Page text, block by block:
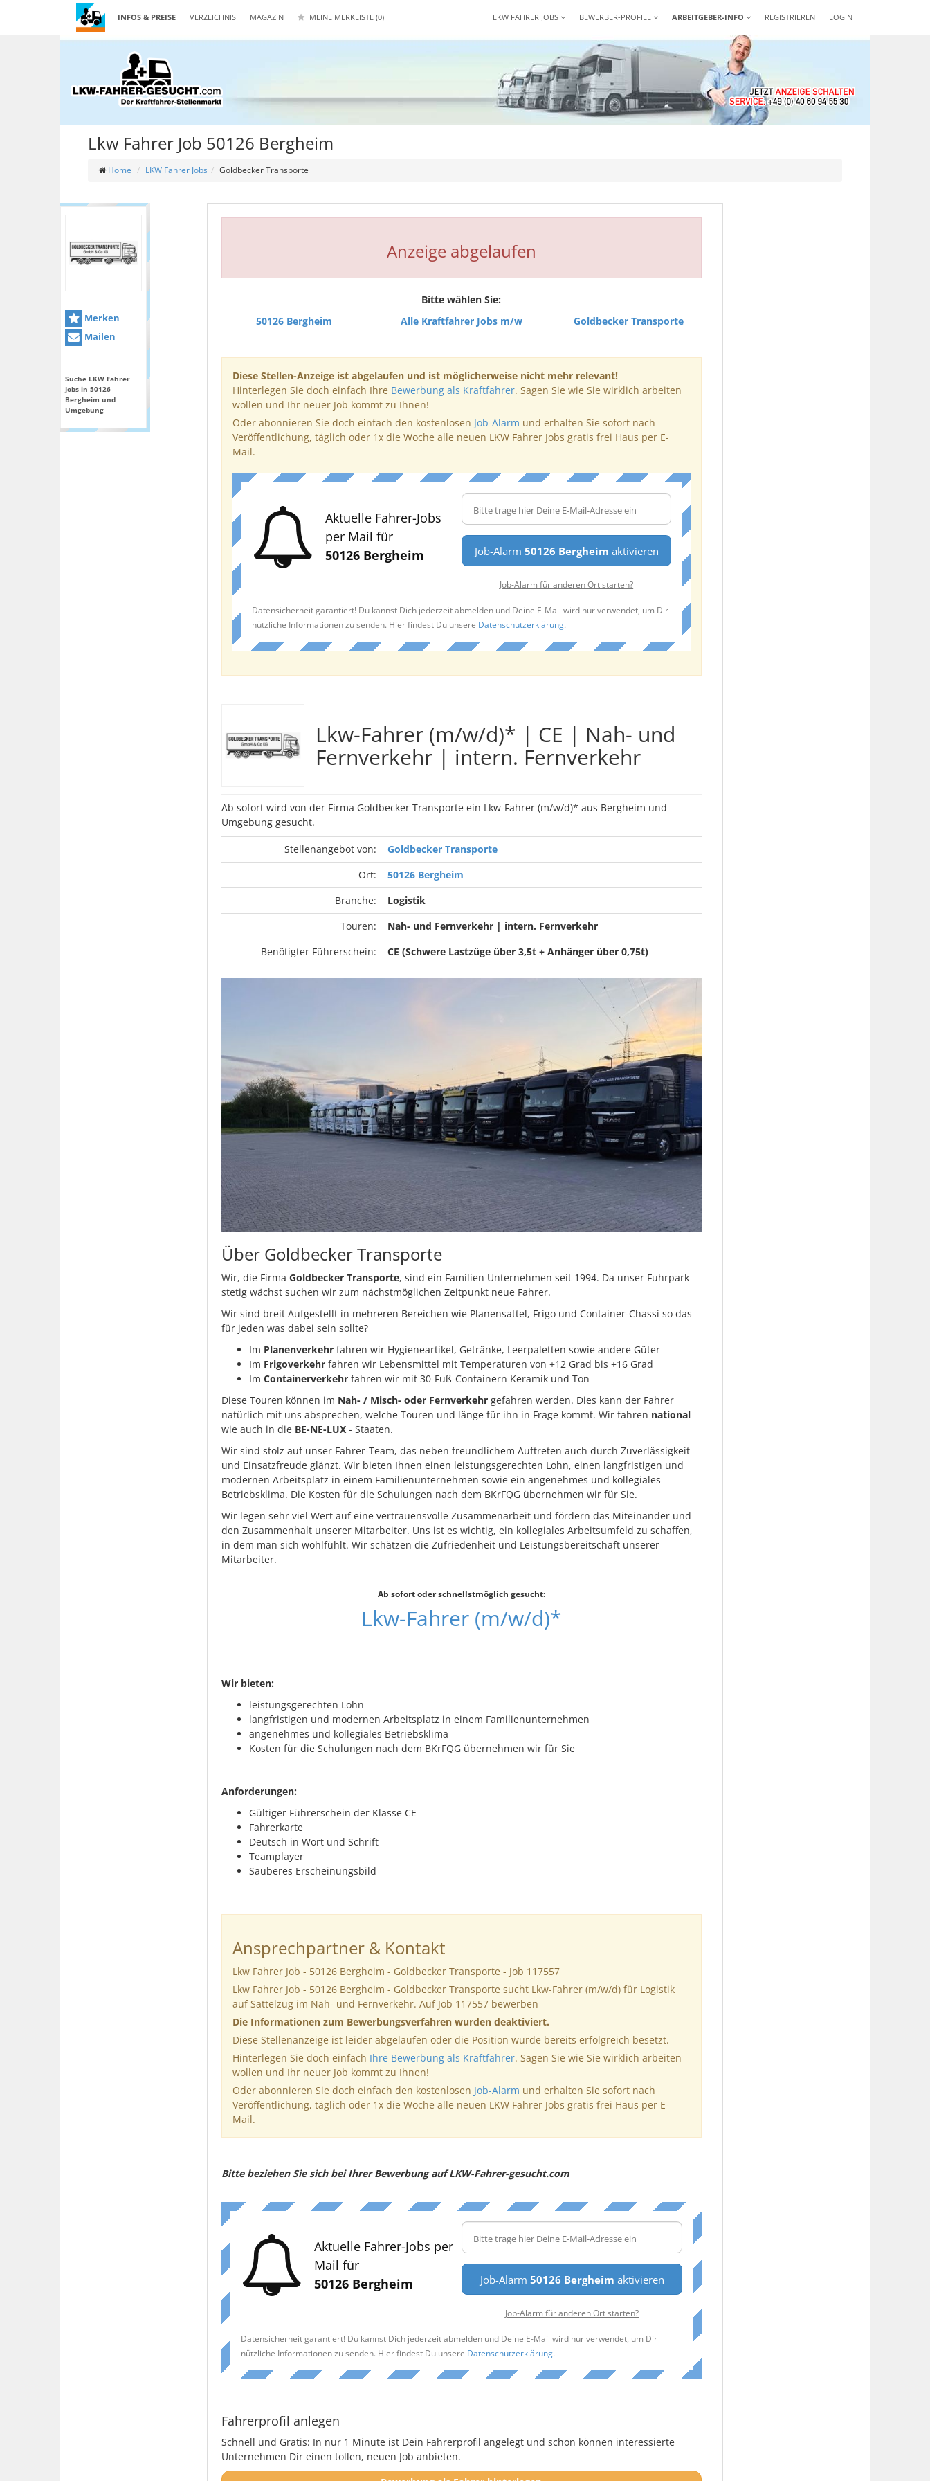
INFOS & PREISE VERZEICHNIS MAGAZIN MEINE MERKLISTE (0) REGISTRIEREN LOGIN
LKW FAHRER JOBS BEWERBER-PROFILE ARBEITGEBER-INFO
Lkw Fahrer Job 50126 Bergheim
Home LKW Fahrer Jobs Goldbecker Transporte
Merken
Mailen
Suche LKW Fahrer
Jobs in 50126
Bergheim und
Umgebung
Anzeige abgelaufen
Bitte wählen Sie:
50126 Bergheim
Alle Kraftfahrer Jobs m/w Goldbecker Transporte
Diese Stellen-Anzeige ist abgelaufen und ist möglicherweise nicht mehr relevant!
Hinterlegen Sie doch einfach Ihre Bewerbung als Kraftfahrer. Sagen Sie wie Sie wirklich arbeiten
wollen und Ihr neuer Job kommt zu Ihnen!
Oder abonnieren Sie doch einfach den kostenlosen Job-Alarm und erhalten Sie sofort nach
Veröffentlichung, täglich oder 1x die Woche alle neuen LKW Fahrer Jobs gratis frei Haus per E-
Mail.
Aktuelle Fahrer-Jobs
per Mail für
50126 Bergheim
Job-Alarm 50126 Bergheim aktivieren
Job-Alarm für anderen Ort starten?
Datensicherheit garantiert! Du kannst Dich jederzeit abmelden und Deine E-Mail wird nur verwendet, um Dir
nützliche Informationen zu senden. Hier findest Du unsere Datenschutzerklärung.
Lkw-Fahrer (m/w/d)* | CE | Nah- und
Fernverkehr | intern. Fernverkehr
Ab sofort wird von der Firma Goldbecker Transporte ein Lkw-Fahrer (m/w/d)* aus Bergheim und
Umgebung gesucht.
Stellenangebot von:
Goldbecker Transporte
Ort:
50126 Bergheim
Branche:
Logistik
Touren:
Nah- und Fernverkehr | intern. Fernverkehr
Benötigter Führerschein:
CE (Schwere Lastzüge über 3,5t + Anhänger über 0,75t)
Über Goldbecker Transporte
Wir, die Firma Goldbecker Transporte, sind ein Familien Unternehmen seit 1994. Da unser Fuhrpark
stetig wächst suchen wir zum nächstmöglichen Zeitpunkt neue Fahrer.
Wir sind breit Aufgestellt in mehreren Bereichen wie Planensattel, Frigo und Container-Chassi so das
für jeden was dabei sein sollte?
Im Planenverkehrfahren wir Hygieneartikel, Getränke, Leerpaletten sowie andere Güter
Im Frigoverkehrfahren wir Lebensmittel mit Temperaturen von +12 Grad bis +16 Grad
Im Containerverkehrfahren wir mit 30-Fuß-Containern Keramik und Ton
Diese Touren können im Nah- / Misch- oder Fernverkehrgefahren werden. Dies kann der Fahrer
natürlich mit uns absprechen, welche Touren und länge für ihn in Frage kommt. Wir fahren national
wie auch in die BE-NE-LUX- Staaten.
Wir sind stolz auf unser Fahrer-Team, das neben freundlichem Auftreten auch durch Zuverlässigkeit
und Einsatzfreude glänzt. Wir bieten Ihnen einen leistungsgerechten Lohn, einen langfristigen und
modernen Arbeitsplatz in einem Familienunternehmen sowie ein angenehmes und kollegiales
Betriebsklima. Die Kosten für die Schulungen nach dem BKrFQG übernehmen wir für Sie.
Wir legen sehr viel Wert auf eine vertrauensvolle Zusammenarbeit und fördern das Miteinander und
den Zusammenhalt unserer Mitarbeiter. Uns ist es wichtig, ein kollegiales Arbeitsumfeld zu schaffen,
in dem man sich wohlfühlt. Wir schätzen die Zufriedenheit und Leistungsbereitschaft unserer
Mitarbeiter.
Ab sofort oder schnellstmöglich gesucht:
Lkw-Fahrer (m/w/d)*
Wir bieten:
leistungsgerechten Lohn
langfristigen und modernen Arbeitsplatz in einem Familienunternehmen
angenehmes und kollegiales Betriebsklima
Kosten für die Schulungen nach dem BKrFQG übernehmen wir für Sie
Anforderungen:
Gültiger Führerschein der Klasse CE
Fahrerkarte
Deutsch in Wort und Schrift
Teamplayer
Sauberes Erscheinungsbild
Ansprechpartner & Kontakt
Lkw Fahrer Job - 50126 Bergheim - Goldbecker Transporte - Job 117557
Lkw Fahrer Job - 50126 Bergheim - Goldbecker Transporte sucht Lkw-Fahrer (m/w/d) für Logistik
auf Sattelzug im Nah- und Fernverkehr. Auf Job 117557 bewerben
Die Informationen zum Bewerbungsverfahren wurden deaktiviert.
Diese Stellenanzeige ist leider abgelaufen oder die Position wurde bereits erfolgreich besetzt.
Hinterlegen Sie doch einfach Ihre Bewerbung als Kraftfahrer. Sagen Sie wie Sie wirklich arbeiten
wollen und Ihr neuer Job kommt zu Ihnen!
Oder abonnieren Sie doch einfach den kostenlosen Job-Alarm und erhalten Sie sofort nach
Veröffentlichung, täglich oder 1x die Woche alle neuen LKW Fahrer Jobs gratis frei Haus per E-
Mail.
Bitte beziehen Sie sich bei Ihrer Bewerbung auf LKW-Fahrer-gesucht.com
Aktuelle Fahrer-Jobs per
Mail für
50126 Bergheim
Job-Alarm 50126 Bergheim aktivieren
Job-Alarm für anderen Ort starten?
Datensicherheit garantiert! Du kannst Dich jederzeit abmelden und Deine E-Mail wird nur verwendet, um Dir
nützliche Informationen zu senden. Hier findest Du unsere Datenschutzerklärung.
Fahrerprofil anlegen
Schnell und Gratis: In nur 1 Minute ist Dein Fahrerprofil angelegt und schon können interessierte
Unternehmen Dir einen tollen, neuen Job anbieten.